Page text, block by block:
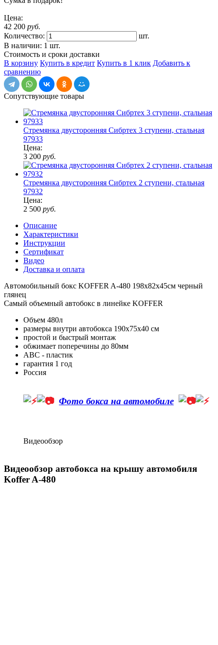
Цена:
42 200 руб.
Количество:
шт.
В наличии: 1 шт.
Стоимость и сроки доставки
В корзину Купить в кредит Купить в 1 клик Добавить к
сравнению
Сопутствующие товары
Стремянка двусторонняя Сибртех 3 ступени, стальная
97933
Цена:
3 200 руб.
Стремянка двусторонняя Сибртех 2 ступени, стальная
97932
Цена:
2 500 руб.
Описание
Характеристики
Инструкции
Сертификат
Видео
Доставка и оплата
Автомобильный бокс KOFFER A-480 198х82х45см черный
глянец
Самый объемный автобокс в линейке KOFFER
Объем 480л
размеры внутри автобокса 190х75х40 см
простой и быстрый монтаж
обжимает поперечины до 80мм
АВС - пластик
гарантия 1 год
Россия
Фото бокса на автомобиле
Видеообзор
Видеообзор автобокса на крышу автомобиля
Koffer A-480